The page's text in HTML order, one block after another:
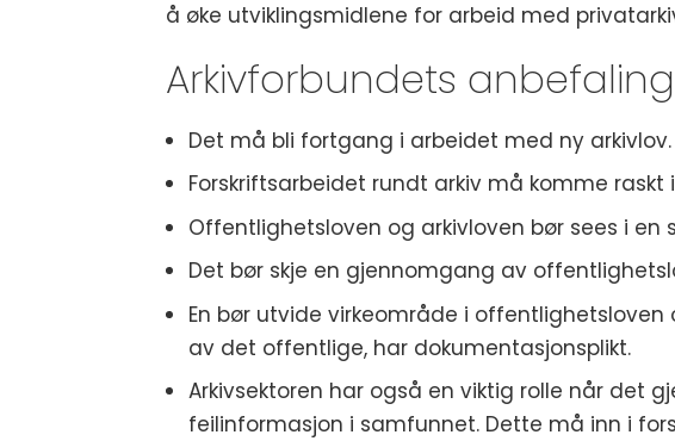
å øke utviklingsmidlene for arbeid med
Arkivforbundets
Det må bli fortgang i arbeidet med ny arkivlov.
Forskriftsarbeidet rundt arkiv må komme raskt
Offentlighetsloven og arkivloven bør sees i en
Det bør skje en gjennomgang av
En bør utvide virkeområde i
av det offentlige, har dokumentasjonsplikt.
Arkivsektoren har også en viktig rolle når det
feilinformasjon i samfunnet. Dette må inn i